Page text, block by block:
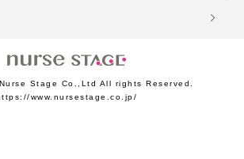
Stage Co.,Ltd All rights Reserved.
www.nursestage.co.jp/